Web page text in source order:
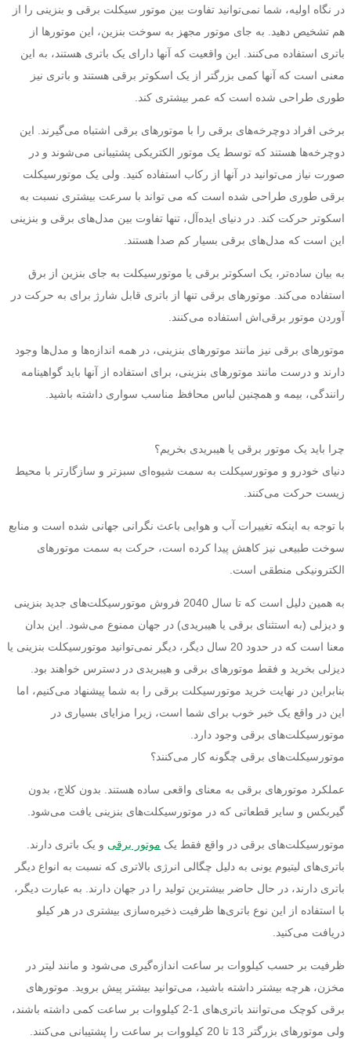
در نگاه اولیه، شما نمی‌توانید تفاوت بین موتور سیکلت برقی و بنزینی را از
هم تشخیص دهید. به جای موتور مجهز به سوخت بنزین، این موتورها از
باتری استفاده می‌کنند. این واقعیت که آنها دارای یک باتری هستند، به این
معنی است که آنها کمی بزرگتر از یک اسکوتر برقی هستند و باتری نیز
طوری طراحی شده است که عمر بیشتری کند.
برخی افراد دوچرخه‌های برقی را با موتورهای برقی اشتباه می‌گیرند. این
دوچرخه‌ها هستند که توسط یک موتور الکتریکی پشتیبانی می‌شوند و در
صورت نیاز می‌توانید در آنها از رکاب استفاده کنید. ولی یک موتورسیکلت
برقی طوری طراحی شده است که می تواند با سرعت بیشتری نسبت به
اسکوتر حرکت کند. در دنیای ایده‌آل، تنها تفاوت بین مدل‌های برقی و بنزینی
این است که مدل‌های برقی بسیار کم صدا هستند.
به بیان ساده‌تر، یک اسکوتر برقی یا موتورسیکلت به جای بنزین از برق
استفاده می‌کند. موتورهای برقی تنها از باتری قابل شارژ برای به حرکت در
آوردن موتور برقی‌اش استفاده می‌کنند.
موتورهای برقی نیز مانند موتورهای بنزینی، در همه اندازه‌ها و مدل‌ها وجود
دارند و درست مانند موتورهای بنزینی، برای استفاده از آنها باید گواهینامه
رانندگی، بیمه و همچنین لباس محافظ مناسب سواری داشته باشید.
چرا باید یک موتور برقی یا هیبریدی بخریم؟
دنیای خودرو و موتورسیکلت به سمت شیوه‌ای سبزتر و سازگارتر با محیط
زیست حرکت می‌کنند.
با توجه به اینکه تغییرات آب و هوایی باعث نگرانی جهانی شده است و منابع
سوخت طبیعی نیز کاهش پیدا کرده است، حرکت به سمت موتورهای
الکترونیکی منطقی است.
به همین دلیل است که تا سال 2040 فروش موتورسیکلت‌های جدید بنزینی
و دیزلی (به استثنای برقی یا هیبریدی) در جهان ممنوع می‌شود. این بدان
معنا است که در حدود 20 سال دیگر، دیگر نمی‌توانید موتورسیکلت بنزینی یا
دیزلی بخرید و فقط موتورهای برقی و هیبریدی در دسترس خواهند بود.
بنابراین در نهایت خرید موتورسیکلت برقی را به شما پیشنهاد می‌کنیم، اما
این در واقع یک خبر خوب برای شما است، زیرا مزایای بسیاری در
موتورسیکلت‌های برقی وجود دارد.
موتورسیکلت‌های برقی چگونه کار می‌کنند؟
عملکرد موتورهای برقی به معنای واقعی ساده هستند. بدون کلاچ، بدون
گیربکس و سایر قطعاتی که در موتورسیکلت‌های بنزینی یافت می‌شود.
موتورسیکلت‌های برقی در واقع فقط یک موتور برقی و یک باتری دارند.
باتری‌های لیتیوم یونی به دلیل چگالی انرژی بالاتری که نسبت به انواع دیگر
باتری دارند، در حال حاضر بیشترین تولید را در جهان دارند. به عبارت دیگر،
با استفاده از این نوع باتری‌ها ظرفیت ذخیره‌سازی بیشتری در هر کیلو
دریافت می‌کنید.
ظرفیت بر حسب کیلووات بر ساعت اندازه‌گیری می‌شود و مانند لیتر در
مخزن، هرچه بیشتر داشته باشید، می‌توانید بیشتر پیش بروید. موتورهای
برقی کوچک می‌توانند باتری‌های 1-2 کیلووات بر ساعت کمی داشته باشند،
ولی موتورهای بزرگتر 13 تا 20 کیلووات بر ساعت را پشتیبانی می‌کنند.